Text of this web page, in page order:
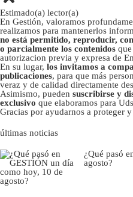
Estimado(a) lector(a)
En Gestión, valoramos
realizamos para mantenerlos
no está permitido, reproducir,
o parcialmente los contenidos
autorizacion previa y expresa de
En su lugar, los invitamos a
publicaciones, para que más
veraz y de calidad directamente
Asimismo, pueden suscribirse y
exclusivo que elaboramos para
Gracias por ayudarnos a proteger
últimas noticias
¿Qué pasó
agosto?